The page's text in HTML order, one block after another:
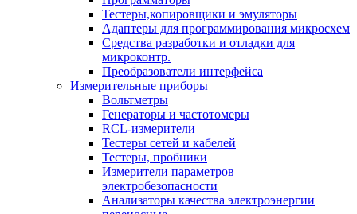
Тестеры,копировщики и эмуляторы
Адаптеры для программирования микросхем
Cредства разработки и отладки для
микроконтр.
Преобразователи интерфейса
Измерительные приборы
Вольтметры
Генераторы и частотомеры
RCL-измерители
Тестеры сетей и кабелей
Тестеры, пробники
Измерители параметров
электробезопасности
Анализаторы качества электроэнергии